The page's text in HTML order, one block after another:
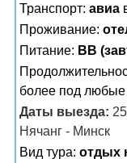
Транспорт: авиа
Проживание:
Питание: BB
более под
Даты выезда:
Нячанг - Минск
Вид тура: отдых